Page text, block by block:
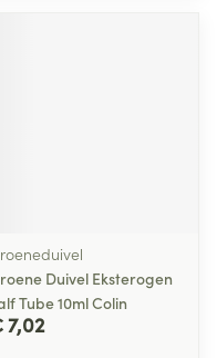
Duivel Eksterogen
Tube 10ml Colin
7,02